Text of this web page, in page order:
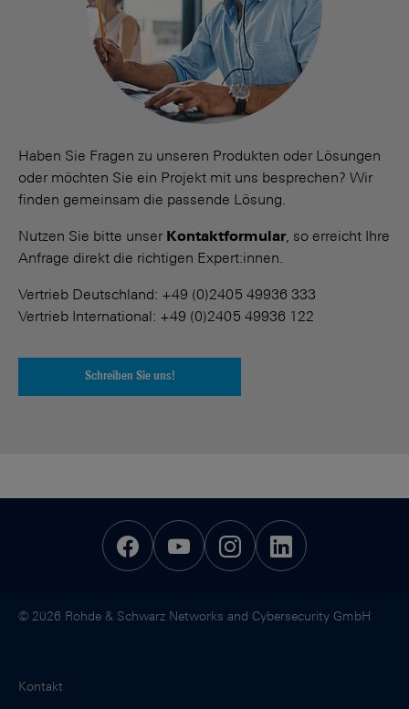
Haben Sie Fragen zu unseren Produkten oder Lösungen
oder möchten Sie ein Projekt mit uns besprechen? Wir
finden gemeinsam die passende Lösung.
Nutzen Sie bitte unser Kontaktformular, so erreicht Ihre
Anfrage direkt die richtigen Expert:innen.
Vertrieb Deutschland: +49 (0)2405 49936 333
Vertrieb International: +49 (0)2405 49936 122
Schreiben Sie uns!
© 2026 Rohde & Schwarz Networks and Cybersecurity GmbH
Kontakt